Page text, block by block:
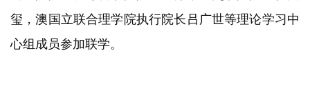
玺，澳国立联合理学院执行院长吕广世等理论学习中
心组成员参加联学。